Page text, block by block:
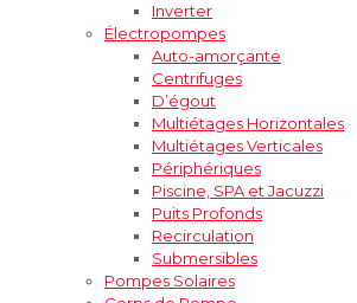
Inverter
Électropompes
Auto-amorçante
Centrifuges
D’égout
Multiétages Horizontales
Multiétages Verticales
Périphériques
Piscine, SPA et Jacuzzi
Puits Profonds
Recirculation
Submersibles
Pompes Solaires